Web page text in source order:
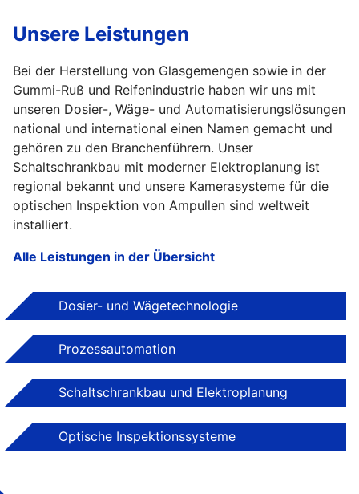
Unsere Leistungen
Bei der Herstellung von Glasgemengen sowie in der
Gummi-Ruß und Reifenindustrie haben wir uns mit
unseren Dosier-, Wäge- und Automatisierungslösungen
national und international einen Namen gemacht und
gehören zu den Branchenführern. Unser
Schaltschrankbau mit moderner Elektroplanung ist
regional bekannt und unsere Kamerasysteme für die
optischen Inspektion von Ampullen sind weltweit
installiert.
Alle Leistungen in der Übersicht
Dosier- und Wägetechnologie
Prozessautomation
Schaltschrankbau und Elektroplanung
Optische Inspektionssysteme